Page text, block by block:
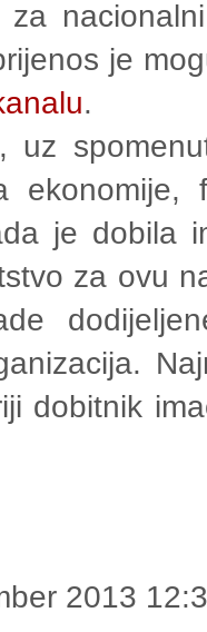
je
.
uz
ekonomije,
je dobila
za ovu
dobitnik
2013